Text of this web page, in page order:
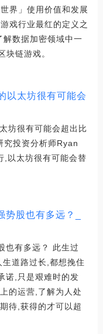
界」使用价值和发展
戏行业最红的定义之
数据加密领域中一
块链游戏。
以太坊很有可能会
坊很有可能会超出比
投资分析师Ryan
以太坊很有可能会替
股也有多远？_
也有多远？ 此生过
道路过长,都想挽住
诺,只是艰难时的发
的运营,了解为人处
待,获得的才可以超